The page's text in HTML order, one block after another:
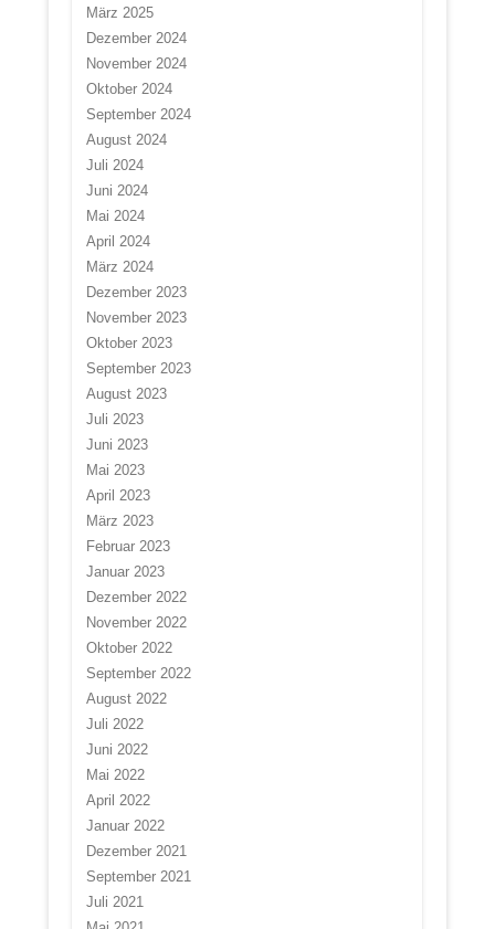
März 2025
Dezember 2024
November 2024
Oktober 2024
September 2024
August 2024
Juli 2024
Juni 2024
Mai 2024
April 2024
März 2024
Dezember 2023
November 2023
Oktober 2023
September 2023
August 2023
Juli 2023
Juni 2023
Mai 2023
April 2023
März 2023
Februar 2023
Januar 2023
Dezember 2022
November 2022
Oktober 2022
September 2022
August 2022
Juli 2022
Juni 2022
Mai 2022
April 2022
Januar 2022
Dezember 2021
September 2021
Juli 2021